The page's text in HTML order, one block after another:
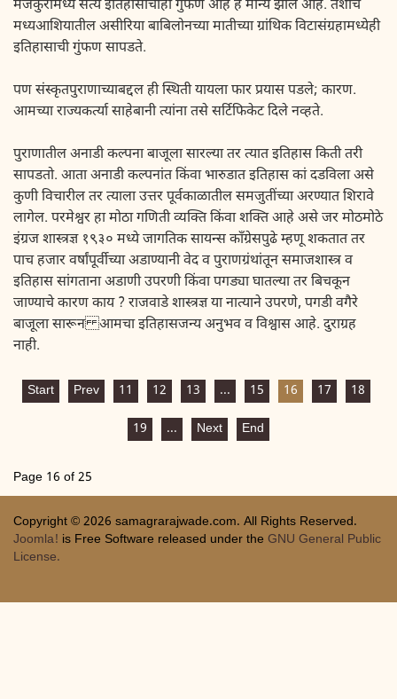
मजकुरामध्ये सत्य इतिहासाचीही गुंफण आहे हे मान्य झाले आहे. तशीच
मध्यआशियातील असीरिया बाबिलोनच्या मातीच्या ग्रांथिक विटासंग्रहामध्येही
इतिहासाची गुंफण सापडते.
पण संस्कृतपुराणाच्याबद्दल ही स्थिती यायला फार प्रयास पडले; कारण.
आमच्या राज्यकर्त्या साहेबानी त्यांना तसे सर्टिफिकेट दिले नव्हते.
पुराणातील अनाडी कल्पना बाजूला सारल्या तर त्यात इतिहास किती तरी
सापडतो. आता अनाडी कल्पनांत किंवा भारुडात इतिहास कां दडविला असे
कुणी विचारील तर त्याला उत्तर पूर्वकाळातील समजुतींच्या अरण्यात शिरावे
लागेल. परमेश्वर हा मोठा गणिती व्यक्ति किंवा शक्ति आहे असे जर मोठमोठे
इंग्रज शास्त्रज्ञ १९३० मध्ये जागतिक सायन्स काँग्रेसपुढे म्हणू शकतात तर
पाच हजार वर्षांपूर्वीच्या अडाण्यानी वेद व पुराणग्रंथांतून समाजशास्त्र व
इतिहास सांगताना अडाणी उपरणी किंवा पगड्या घातल्या तर बिचकून
जाण्याचे कारण काय ? राजवाडे शास्त्रज्ञ या नात्याने उपरणे, पगडी वगैरे
बाजूला सारून आमचा इतिहासजन्य अनुभव व विश्वास आहे. दुराग्रह
नाही.
Start Prev 11 12 13 ... 15 16 17 18
19 ... Next End
Page 16 of 25
Copyright © 2026 samagrarajwade.com. All Rights Reserved.
Joomla! is Free Software released under the GNU General Public
License.